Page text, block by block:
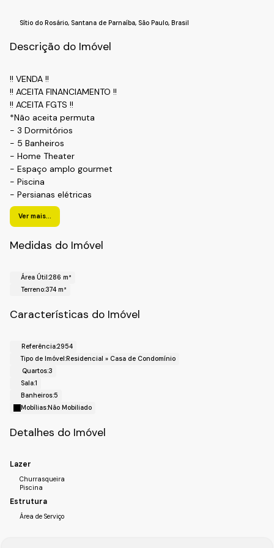
Sítio do Rosário, Santana de Parnaíba, São Paulo,Brasil
Descrição do Imóvel
!! VENDA !!
!! ACEITA FINANCIAMENTO !!
!! ACEITA FGTS !!
*Não aceita permuta
- 3 Dormitórios
- 5 Banheiros
- Home Theater
- Espaço amplo gourmet
- Piscina
- Persianas elétricas
- Metais deca
- 2 Vagas de garagem
- 286m² de área construída
!! LOCALIZAÇÃO !!
Bairro: Sítio do Rosário
Realize o Seu Cadastro e Solicite Mais Informações e
(11) 4492-7939 / (11) 9 3055-8033 (WhatsApp)
Ver mais...
Medidas do Imóvel
Área Útil:286 m²
Terreno:374 m²
Características do Imóvel
Referência:2954
Tipo de Imóvel:Residencial » Casa de Condomínio
Quartos:3
Sala:1
Banheiros:5
Mobílias:Não Mobiliado
Detalhes do Imóvel
Lazer
Churrasqueira
Piscina
Estrutura
Área de Serviço